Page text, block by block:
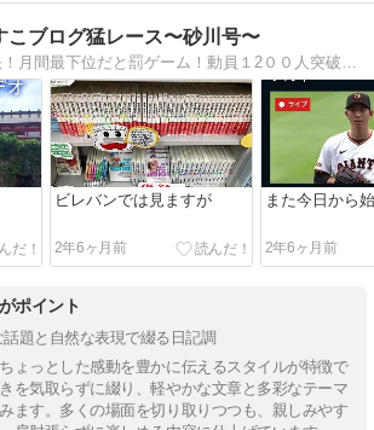
こブログ猛レース〜砂川号〜
クリック数対決！月間最下位だと罰ゲーム！動員１2００人突破！コントユニット夜ふかしの会メンバーです！次回公演は4月！
ビレバンでは見ますが
2年6ヶ月前
また今日から
2年6ヶ月前
ポイント
話題と自然な表現で綴る日記調
ょっとした感動を豊かに伝えるスタイルが特徴で
を気取らずに綴り、軽やかな文章と多彩なテーマ
ます。多くの場面を切り取りつつも、親しみやす